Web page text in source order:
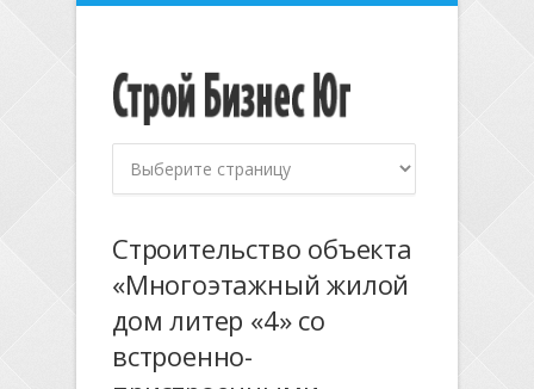
Строительство объекта
«Многоэтажный жилой
дом литер «4» со
встроенно-